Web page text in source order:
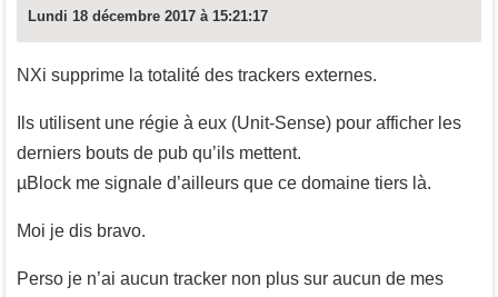
Lundi 18 décembre 2017 à 15:21:17
NXi supprime la totalité des trackers externes.
Ils utilisent une régie à eux (Unit-Sense) pour afficher les
derniers bouts de pub qu’ils mettent.
µBlock me signale d’ailleurs que ce domaine tiers là.
Moi je dis bravo.
Perso je n’ai aucun tracker non plus sur aucun de mes